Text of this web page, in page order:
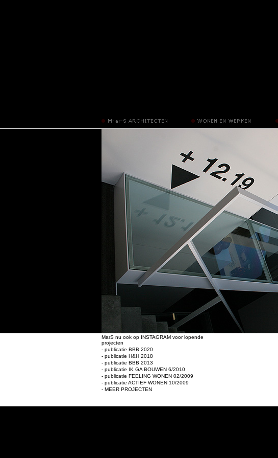
MarS nu ook op INSTAGRAM voor lopende
projecten
- publicatie BBB 2020
- publicatie H&H 2018
- publicatie BBB 2013
- publicatie IK GA BOUWEN 6/2010
- publicatie FEELING WONEN 02/2009
- publicatie ACTIEF WONEN 10/2009
- MEER PROJECTEN